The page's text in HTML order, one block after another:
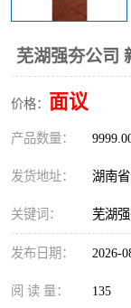
芜湖强夯公司
价格： 面议
产品数量：
发货地址： 湖南
关键词： 芜湖
发布日期： 2026-
阅 读 量： 135